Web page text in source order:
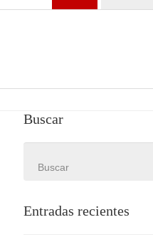
Buscar
Entradas recientes